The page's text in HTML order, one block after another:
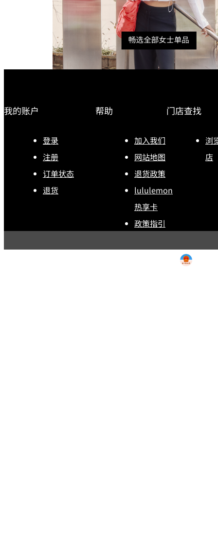
我的账户
登录
注册
订单状态
退货
帮助
加入我们
网站地图
退货政策
lululemon
热享卡
政策指引
门店查找
浏
店